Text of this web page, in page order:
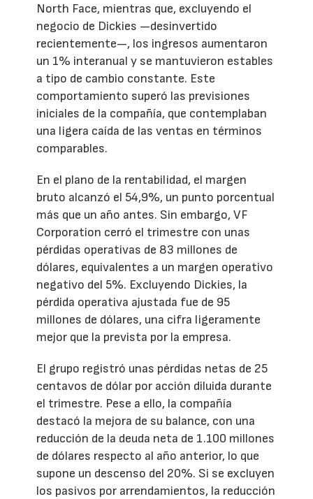
North Face, mientras que, excluyendo el
negocio de Dickies —desinvertido
recientemente—, los ingresos aumentaron
un 1% interanual y se mantuvieron estables
a tipo de cambio constante. Este
comportamiento superó las previsiones
iniciales de la compañía, que contemplaban
una ligera caída de las ventas en términos
comparables.
En el plano de la rentabilidad, el margen
bruto alcanzó el 54,9%, un punto porcentual
más que un año antes. Sin embargo, VF
Corporation cerró el trimestre con unas
pérdidas operativas de 83 millones de
dólares, equivalentes a un margen operativo
negativo del 5%. Excluyendo Dickies, la
pérdida operativa ajustada fue de 95
millones de dólares, una cifra ligeramente
mejor que la prevista por la empresa.
El grupo registró unas pérdidas netas de 25
centavos de dólar por acción diluida durante
el trimestre. Pese a ello, la compañía
destacó la mejora de su balance, con una
reducción de la deuda neta de 1.100 millones
de dólares respecto al año anterior, lo que
supone un descenso del 20%. Si se excluyen
los pasivos por arrendamientos, la reducción